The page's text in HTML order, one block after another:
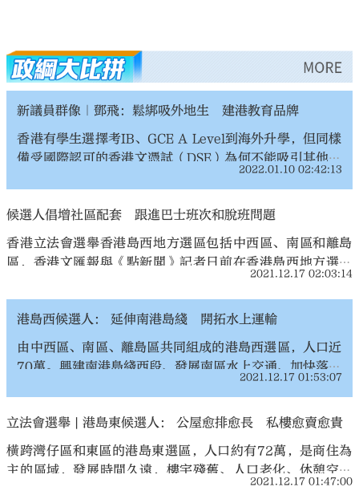
more
新議員群像｜鄧飛：鬆綁吸外地生 建港教育品牌
香港有學生選擇考IB、GCE A Level到海外升學，但同樣
備受國際認可的香港文憑試（DSE）為何不能吸引其他地
方的學生報考？新任立法會議員、香港教聯會副主席鄧飛
不足的問題，倘放任縮班殺校，不利本地教育發展。
2022.01.10 02:42:13
候選人倡增社區配套 跟進巴士班次和脫班問題
香港立法會選舉香港島西地方選區包括中西區、南區和離島
區，香港文匯報與《點新聞》記者日前在香港島西地方選區
的街頭收集市民訴求，並把街坊提出的關於區內交通等議題
交給該區候選人答覆。1號候選人葉劉淑儀表示，自己若成功
當選，一定會敦促港鐵早點提交興建南港島綫西段的時間
表，跟進巴士班次，以及留意脫班的問題；2號候選人陳學鋒
表示，希望把中西區的連貫海濱長廊，駁通至東區和南區，
令全香港都有連貫的海濱長廊。同區的3號候選人方龍飛至本
報昨晚截稿時仍未有對街坊提問作出回覆。
2021.12.17 02:03:14
港島西候選人： 延伸南港島綫 開拓水上運輸
由中西區、南區、離島區共同組成的港島西選區，人口近
70萬。興建南港島綫西段、發展南區水上交通、加快落實
港鐵東涌西延線建設、推動大嶼山連接交椅洲至香港島的
通系統發展的願景。
2021.12.17 01:53:07
立法會選舉 | 港島東候選人： 公屋愈排愈長 私樓愈賣愈貴
橫跨灣仔區和東區的港島東選區，人口約有72萬，是商住為
主的區域，發展時間久遠，樓宇殘舊、人口老化、休憩空間
不足等問題日漸凸顯，土地住房供應緊張亦成為挑戰。多元
2021.12.17 01:47:00